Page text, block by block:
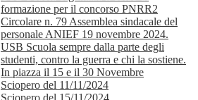
formazione per il concorso PNRR2
Circolare n. 79 Assemblea sindacale del
personale ANIEF 19 novembre 2024.
USB Scuola sempre dalla parte degli
studenti, contro la guerra e chi la sostiene.
In piazza il 15 e il 30 Novembre
Sciopero del 11/11/2024